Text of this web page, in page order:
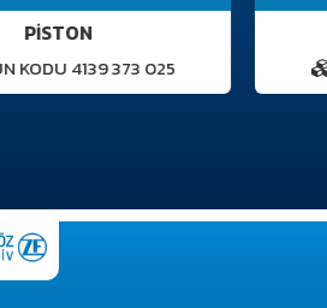
PİSTON
KODU 4139 373 025